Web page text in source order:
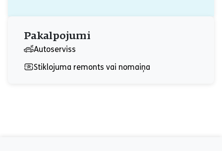
Pakalpojumi
Autoserviss
Stiklojuma remonts vai nomaiņa